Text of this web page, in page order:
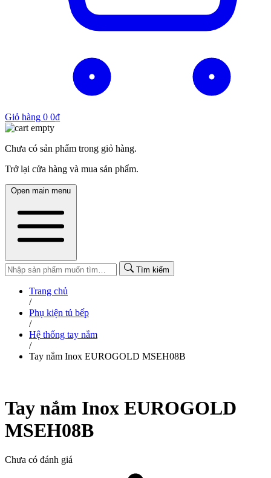
Giỏ hàng 0 0₫
Chưa có sản phẩm trong giỏ hàng.
Trở lại cửa hàng và mua sản phẩm.
Open main menu
Tìm kiếm
Trang chủ
/
Phụ kiện tủ bếp
/
Hệ thống tay nắm
/
Tay nắm Inox EUROGOLD MSEH08B
Tay nắm Inox EUROGOLD
MSEH08B
Chưa có đánh giá